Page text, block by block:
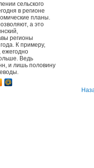
сельского
в регионе
планы.
а это
регионы
К примеру,
ежегодно
Ведь
и лишь половину